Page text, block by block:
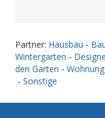
Partner: Hausbau -
Wintergarten -
den Garten -
- Sonstige